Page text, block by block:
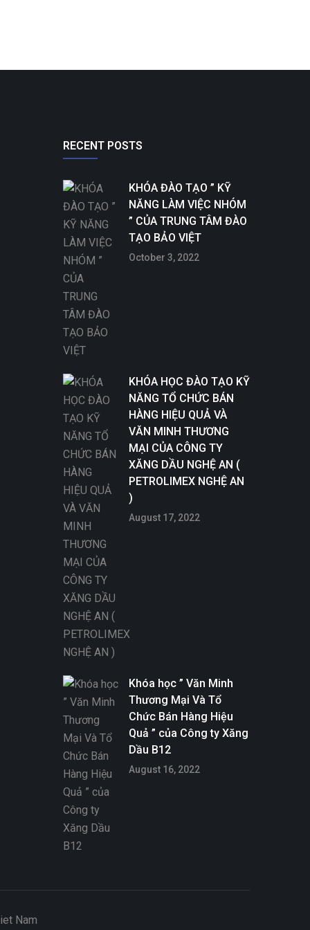
RECENT POSTS
KHÓA ĐÀO TẠO ” KỸ
NĂNG LÀM VIỆC NHÓM
” CỦA TRUNG TÂM ĐÀO
TẠO BẢO VIỆT
October 3, 2022
KHÓA HỌC ĐÀO TẠO KỸ
NĂNG TỔ CHỨC BÁN
HÀNG HIỆU QUẢ VÀ
VĂN MINH THƯƠNG
MẠI CỦA CÔNG TY
XĂNG DẦU NGHỆ AN (
PETROLIMEX NGHỆ AN
)
August 17, 2022
Khóa học ” Văn Minh
Thương Mại Và Tổ
Chức Bán Hàng Hiệu
Quả ” của Công ty Xăng
Dầu B12
August 16, 2022
Nam